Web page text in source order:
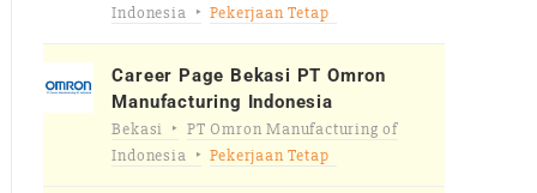
Indonesia
Pekerjaan Tetap
Career Page Bekasi PT Omron
Manufacturing Indonesia
Bekasi
PT Omron Manufacturing of
Indonesia
Pekerjaan Tetap